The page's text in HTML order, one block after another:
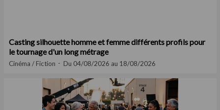
Casting silhouette homme et femme différents profils pour
le tournage d'un long métrage
Cinéma / Fiction Du 04/08/2026 au 18/08/2026